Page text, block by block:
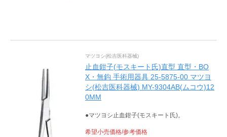
マツヨシ(松吉医科器械)
止血鉗子(モスキート氏)直型 直型・BO
X・無鈎 手術用器具 25-5875-00 マツヨ
シ(松吉医科器械) MY-9304AB(ムコウ)12
0MM
●マツヨシ止血鉗子(モスキート氏)。
希望小売価格/参考価格